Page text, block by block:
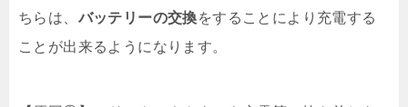
ちらは、 バッテリーの交換をすることにより充電する
ことが出来るようになります。